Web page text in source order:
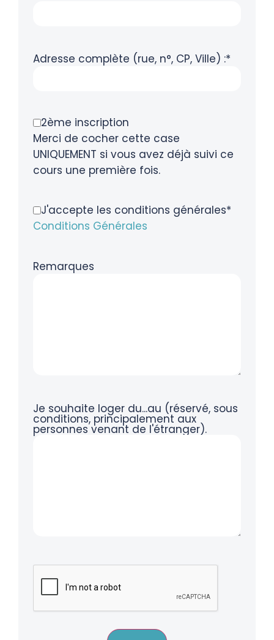
Adresse complète (rue, n°, CP, Ville) :*
2ème inscription
Merci de cocher cette case
UNIQUEMENT si vous avez déjà suivi ce
cours une première fois.
J'accepte les conditions générales*
Conditions Générales
Remarques
Je souhaite loger du...au (réservé, sous
conditions, principalement aux
personnes venant de l'étranger).